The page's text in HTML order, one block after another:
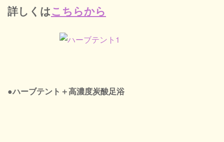
詳しくはこちらから
●ハーブテント＋高濃度炭酸足浴